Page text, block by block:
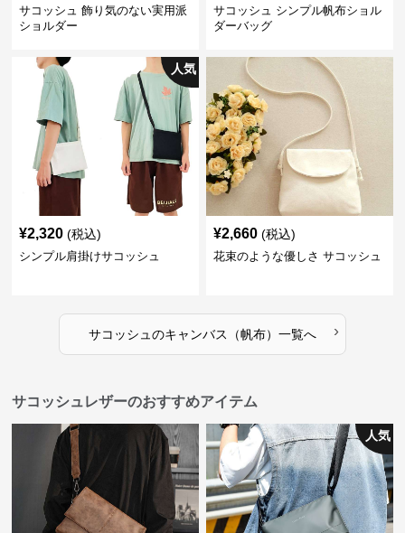
サコッシュ 飾り気のない実用派
ショルダー
サコッシュ シンプル帆布ショル
ダーバッグ
人気
¥2,320 (税込)
シンプル肩掛けサコッシュ
¥2,660 (税込)
花束のような優しさ サコッシュ
サコッシュ のキャンバス（帆布） 一覧へ ›
サコッシュレザーのおすすめアイテム
人気